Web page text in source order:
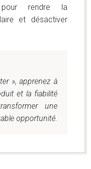
pour rendre la
et désactiver
», apprenez à
et la fiabilité
une
opportunité.